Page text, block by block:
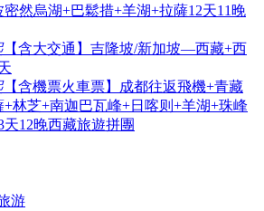
密然烏湖+巴鬆措+羊湖+拉薩12天11晚
【含大交通】吉隆坡/新加坡—西藏+西
【含機票火車票】成都往返飛機+青藏
+林芝+南迦巴瓦峰+日喀则+羊湖+珠峰
天12晚西藏旅遊拼團
游